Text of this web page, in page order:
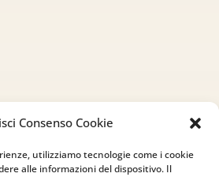
Consenso Cookie
utilizziamo tecnologie come i cookie
alle informazioni del dispositivo. Il